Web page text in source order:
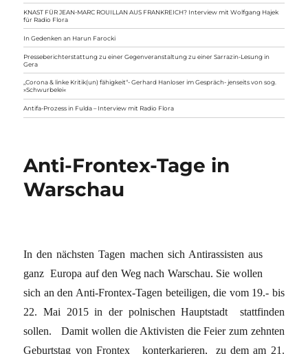
KNAST FÜR JEAN-MARC ROUILLAN AUS FRANKREICH? Interview mit Wolfgang Hajek
für Radio Flora
In Gedenken an Harun Farocki
Presseberichterstattung zu einer Gegenveranstaltung zu einer Sarrazin-Lesung in
Gera
„Corona & linke Kritik(un) fähigkeit“- Gerhard Hanloser im Gespräch- jenseits von sog.
»Schwurbelei«
Antifa-Prozess in Fulda – Interview mit Radio Flora
Anti-Frontex-Tage in
Warschau
In den nächsten Tagen machen sich Antirassisten aus
ganz Europa auf den Weg nach Warschau. Sie wollen
sich an den Anti-Frontex-Tagen beteiligen, die vom 19.- bis
22. Mai 2015 in der polnischen Hauptstadt stattfinden
sollen. Damit wollen die Aktivisten die Feier zum zehnten
Geburtstag von Frontex konterkarieren, zu dem am 21.